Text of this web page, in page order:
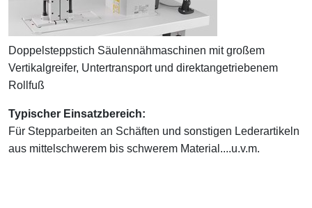
Doppelsteppstich Säulennähmaschinen mit großem
Vertikalgreifer, Untertransport und direktangetriebenem
Rollfuß
Typischer Einsatzbereich:
Für Stepparbeiten an Schäften und sonstigen Lederartikeln
aus mittelschwerem bis schwerem Material....u.v.m.